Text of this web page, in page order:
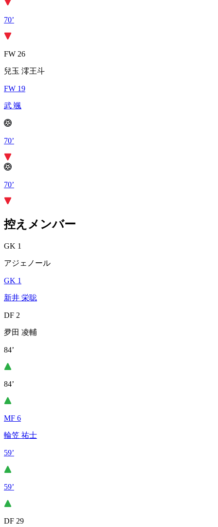
70’
FW 26
兒玉 澪王斗
FW 19
武 颯
70’
70’
控えメンバー
GK 1
アジェノール
GK 1
新井 栄聡
DF 2
夛田 凌輔
84’
84’
MF 6
輪笠 祐士
59’
59’
DF 29